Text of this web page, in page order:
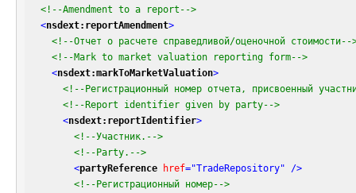
<!--Amendment to a report-->
<nsdext:reportAmendment>
<!--Отчет о расчете справедливой/оценочной стоимости--
<!--Mark to market valuation reporting form-->
<nsdext:markToMarketValuation>
<!--Регистрационный номер отчета, присвоенный
<!--Report identifier given by party-->
<nsdext:reportIdentifier>
<!--Участник.-->
<!--Party.-->
<partyReference href="TradeRepository" />
<!--Регистрационный номер-->